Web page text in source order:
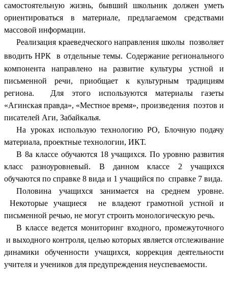
самостоятельную
жизнь, бывший школьник должен уметь
ориентироваться в материале, предлагаемом средствами
массовой информации.
Реализация краеведческого направления школы позволяет
вводить НРК в отдельные темы. Содержание регионального
компонента направлено на развитие культуры устной и
письменной речи, приобщает к культурным традициям
региона. Для этого используются материалы газеты
«Агинская правда», «Местное время», произведения поэтов и
писателей Аги, Забайкалья.
На уроках использую технологию РО, Блочную подачу
материала, проектные технологии, ИКТ.
В 8а классе обучаются 18 учащихся. По уровню развития
класс разноуровневый. В данном классе 2 учащихся
обучаются по справке 8 вида и 1 учащийся по справке 7 вида.
Половина учащихся занимается на среднем уровне.
Некоторые учащиеся не владеют грамотной устной и
письменной речью, не могут строить монологическую речь.
В классе ведется мониторинг входного, промежуточного
и выходного контроля, целью которых является отслеживание
динамики обученности учащихся, коррекция деятельности
учителя и учеников для предупреждения неуспеваемости.